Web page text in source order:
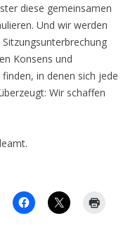
diese gemeinsamen
Und wir werden
Konsens und
in denen sich jede
Wir schaffen